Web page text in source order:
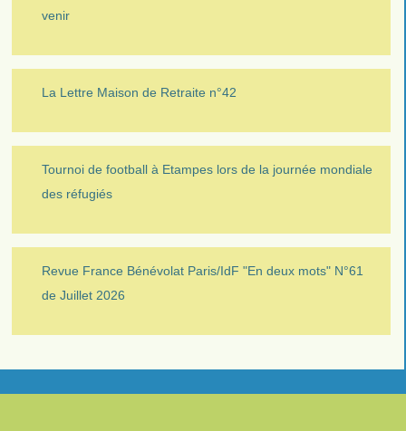
venir
La Lettre Maison de Retraite n°42
Tournoi de football à Etampes lors de la journée mondiale
des réfugiés
Revue France Bénévolat Paris/IdF "En deux mots" N°61
de Juillet 2026